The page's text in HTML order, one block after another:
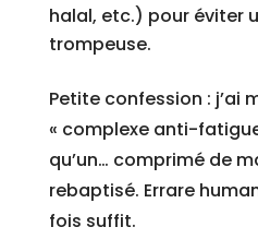
halal, etc.) pour éviter
trompeuse.
Petite confession : j’ai
« complexe anti-
qu’un… comprimé de
rebaptisé. Errare
fois suffit.